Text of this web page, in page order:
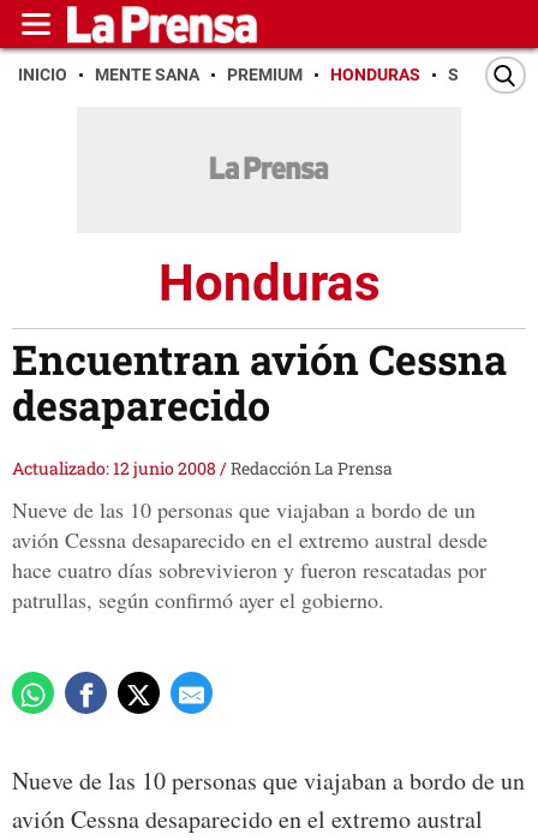
INICIO MENTE SANA PREMIUM HONDURAS SAN PEDRO
Honduras
Encuentran avión Cessna
desaparecido
Actualizado: 12 junio 2008 /Redacción La Prensa
Nueve de las 10 personas que viajaban a bordo de un
avión Cessna desaparecido en el extremo austral desde
hace cuatro días sobrevivieron y fueron rescatadas por
patrullas, según confirmó ayer el gobierno.
Nueve de las 10 personas que viajaban a bordo de un
avión Cessna desaparecido en el extremo austral